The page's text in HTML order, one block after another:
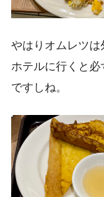
やはりオムレツは
ホテルに行くと
ですしね。